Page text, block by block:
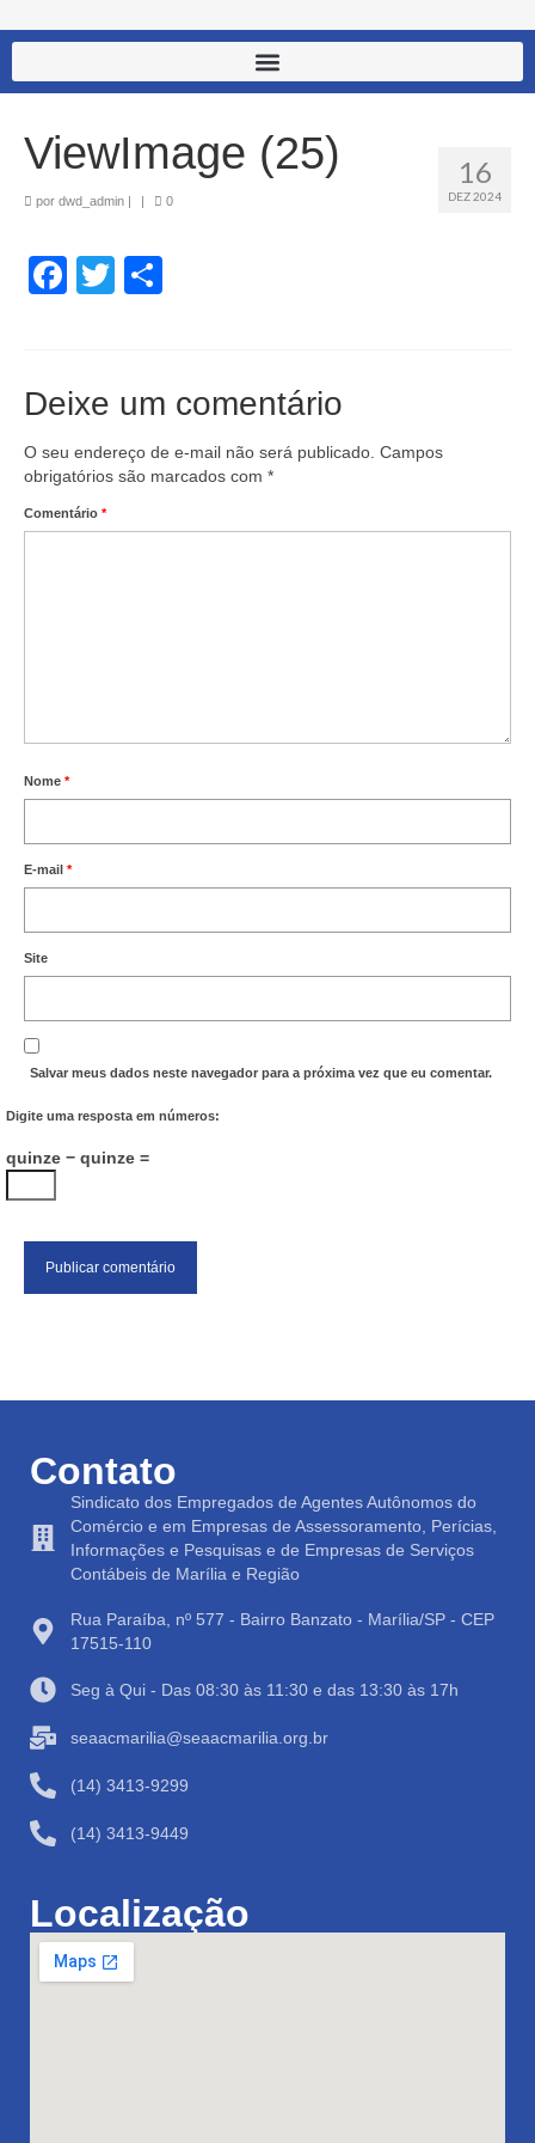
16
DEZ 2024
ViewImage (25)
por dwd_admin 0
Facebook
Twitter
Deixe um comentário
O seu endereço de e-mail não será publicado. Campos
obrigatórios são marcados com *
Comentário *
Nome *
E-mail *
Site
Salvar meus dados neste navegador para a próxima vez que eu comentar.
Digite uma resposta em números:
quinze − quinze =
Contato
Sindicato dos Empregados de Agentes Autônomos do
Comércio e em Empresas de Assessoramento, Perícias,
Informações e Pesquisas e de Empresas de Serviços
Contábeis de Marília e Região
Rua Paraíba, nº 577 - Bairro Banzato - Marília/SP - CEP
17515-110
Seg à Qui - Das 08:30 às 11:30 e das 13:30 às 17h
seaacmarilia@seaacmarilia.org.br
(14) 3413-9299
(14) 3413-9449
Localização